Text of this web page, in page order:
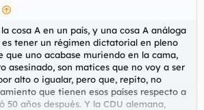
cosa A en un país, y una cosa A análoga
es tener un régimen dictatorial en pleno
que uno acabase muriendo en la cama,
asesinado, son matices que no voy a ser
alto o igualar, pero que, repito, no
que tienen esos países respecto a
50 años después. Y la CDU alemana,